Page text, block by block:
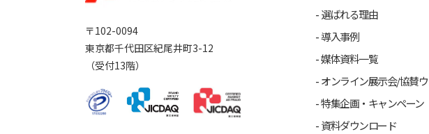
〒102-0094
東京都千代田区紀尾井町3-12
（受付13階）
選ばれる理由
導入事例
媒体資料一覧
オンライン展示会/協賛
特集企画・キャンペーン
資料ダウンロード